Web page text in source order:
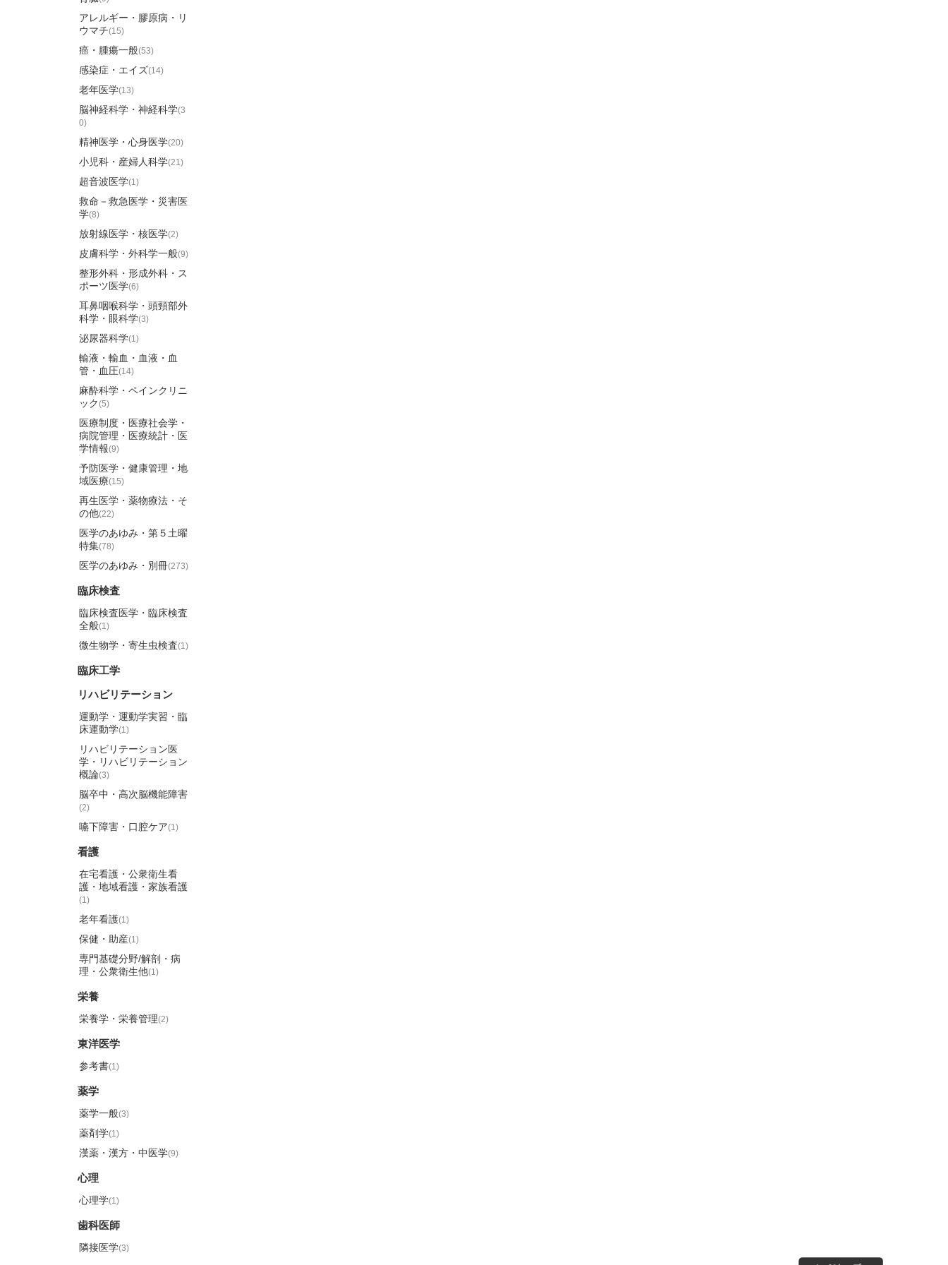
アレルギー・膠原病・リ
ウマチ(15)
癌・腫瘍一般(53)
感染症・エイズ(14)
老年医学(13)
脳神経科学・神経科学(3
0)
精神医学・心身医学(20)
小児科・産婦人科学(21)
超音波医学(1)
救命－救急医学・災害医
学(8)
放射線医学・核医学(2)
皮膚科学・外科学一般(9)
整形外科・形成外科・ス
ポーツ医学(6)
耳鼻咽喉科学・頭頸部外
科学・眼科学(3)
泌尿器科学(1)
輸液・輸血・血液・血
管・血圧(14)
麻酔科学・ペインクリニ
ック(5)
医療制度・医療社会学・
病院管理・医療統計・医
学情報(9)
予防医学・健康管理・地
域医療(15)
再生医学・薬物療法・そ
の他(22)
医学のあゆみ・第５土曜
特集(78)
医学のあゆみ・別冊(273)
臨床検査
臨床検査医学・臨床検査
全般(1)
微生物学・寄生虫検査(1)
臨床工学
リハビリテーション
運動学・運動学実習・臨
床運動学(1)
リハビリテーション医
学・リハビリテーション
概論(3)
脳卒中・高次脳機能障害
(2)
嚥下障害・口腔ケア(1)
看護
在宅看護・公衆衛生看
護・地域看護・家族看護
(1)
老年看護(1)
保健・助産(1)
専門基礎分野/解剖・病
理・公衆衛生他(1)
栄養
栄養学・栄養管理(2)
東洋医学
参考書(1)
薬学
薬学一般(3)
薬剤学(1)
漢薬・漢方・中医学(9)
心理
心理学(1)
歯科医師
隣接医学(3)